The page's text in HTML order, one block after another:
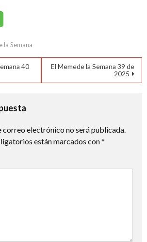
la Semana
40
El Memede la Semana 39 de
2025
correo electrónico no será publicada.
están marcados con*